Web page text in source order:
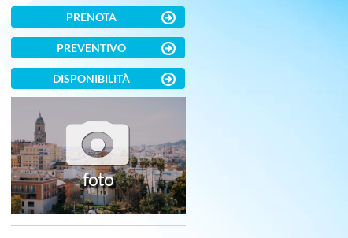
PRENOTA
PREVENTIVO
DISPONIBILITÀ
foto